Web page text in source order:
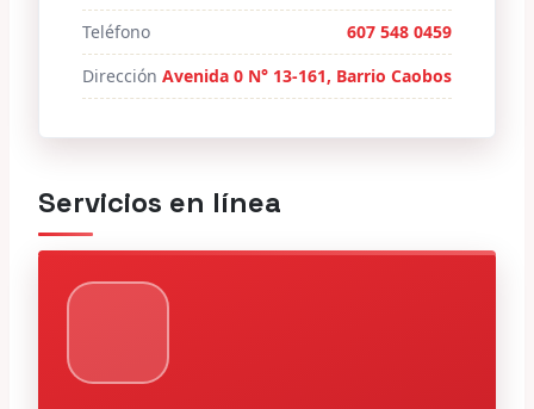
Teléfono
607 548 0459
Dirección Avenida 0 N° 13-161, Barrio Caobos
Servicios en línea